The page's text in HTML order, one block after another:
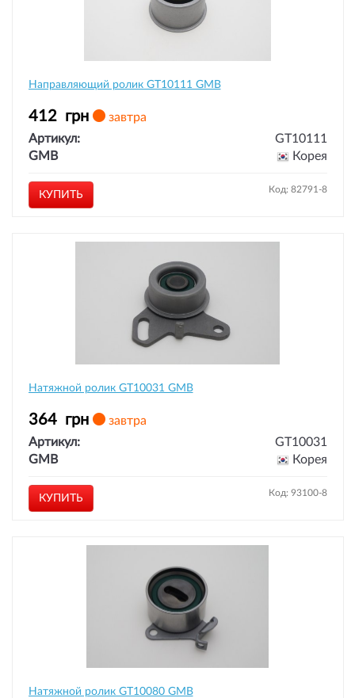
Направляющий ролик GT10111 GMB
412 грн
завтра
Артикул:
GT10111
GMB
Корея
КУПИТЬ Код: 82791-8
Натяжной ролик GT10031 GMB
364 грн
завтра
Артикул:
GT10031
GMB
Корея
КУПИТЬ Код: 93100-8
Натяжной ролик GT10080 GMB